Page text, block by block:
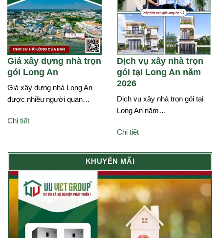
Giá xây dựng nhà trọn
gói Long An
Giá xây dựng nhà Long An
được nhiều người quan…
Chi tiết
Dịch vụ xây nhà trọn
gói tại Long An năm
2026
Dịch vụ xây nhà trọn gói tại
Long An năm…
Chi tiết
KHUYẾN MÃI